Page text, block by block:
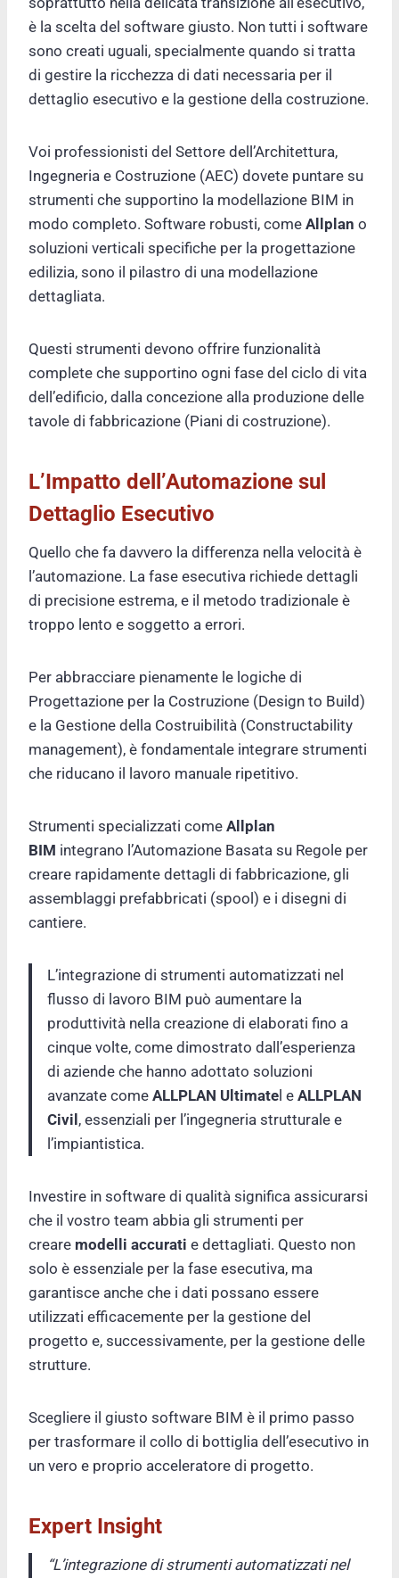
è la scelta del software giusto. Non tutti i software
sono creati uguali, specialmente quando si tratta
di gestire la ricchezza di dati necessaria per il
dettaglio esecutivo e la gestione della costruzione.
Voi professionisti del Settore dell’Architettura,
Ingegneria e Costruzione (AEC) dovete puntare su
strumenti che supportino la modellazione BIM in
modo completo. Software robusti, come Allplan o
soluzioni verticali specifiche per la progettazione
edilizia, sono il pilastro di una modellazione
dettagliata.
Questi strumenti devono offrire funzionalità
complete che supportino ogni fase del ciclo di vita
dell’edificio, dalla concezione alla produzione delle
tavole di fabbricazione (Piani di costruzione).
L’Impatto dell’Automazione sul
Dettaglio Esecutivo
Quello che fa davvero la differenza nella velocità è
l’automazione. La fase esecutiva richiede dettagli
di precisione estrema, e il metodo tradizionale è
troppo lento e soggetto a errori.
Per abbracciare pienamente le logiche di
Progettazione per la Costruzione (Design to Build)
e la Gestione della Costruibilità (Constructability
management), è fondamentale integrare strumenti
che riducano il lavoro manuale ripetitivo.
Strumenti specializzati come Allplan
BIM integrano l’Automazione Basata su Regole per
creare rapidamente dettagli di fabbricazione, gli
assemblaggi prefabbricati (spool) e i disegni di
cantiere.
L’integrazione di strumenti automatizzati nel
flusso di lavoro BIM può aumentare la
produttività nella creazione di elaborati fino a
cinque volte, come dimostrato dall’esperienza
di aziende che hanno adottato soluzioni
avanzate come ALLPLAN Ultimatel e ALLPLAN
Civil, essenziali per l’ingegneria strutturale e
l’impiantistica.
Investire in software di qualità significa assicurarsi
che il vostro team abbia gli strumenti per
creare modelli accurati e dettagliati. Questo non
solo è essenziale per la fase esecutiva, ma
garantisce anche che i dati possano essere
utilizzati efficacemente per la gestione del
progetto e, successivamente, per la gestione delle
strutture.
Scegliere il giusto software BIM è il primo passo
per trasformare il collo di bottiglia dell’esecutivo in
un vero e proprio acceleratore di progetto.
Expert Insight
“L’integrazione di strumenti automatizzati nel